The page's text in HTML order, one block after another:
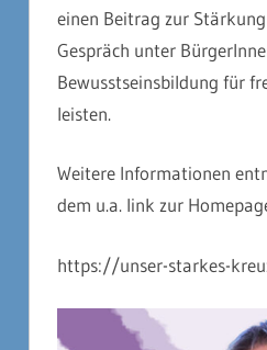
einen Beitrag zur
Gespräch unter
Bewusstseinsbildung für
leisten.
Weitere Informationen
dem u.a. link zur
https://unser-starkes-